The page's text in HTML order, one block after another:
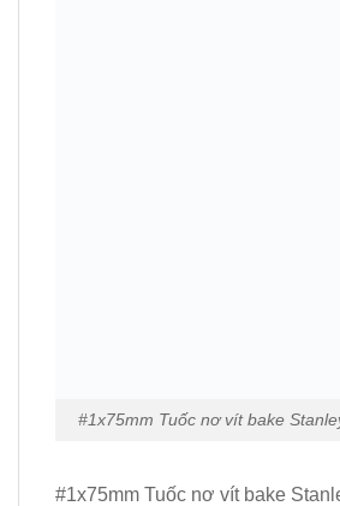
#1x75mm Tuốc nơ vít bake
#1x75mm Tuốc nơ vít bake